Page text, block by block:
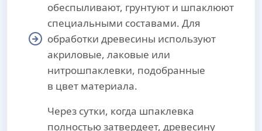
обеспыливают, грунтуют и шпаклюют
специальными составами. Для
обработки древесины используют
акриловые, лаковые или
нитрошпаклевки, подобранные
в цвет материала.
Через сутки, когда шпаклевка
полностью затвердеет, древесину